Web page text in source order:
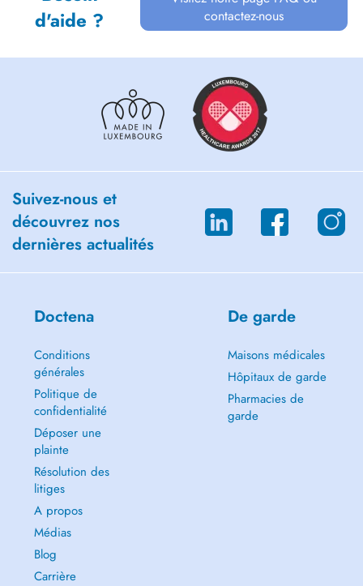
d'aide ?
contactez-nous
Suivez-nous et
découvrez nos
dernières actualités
Doctena
Conditions
générales
Politique de
confidentialité
Déposer une
plainte
Résolution des
litiges
A propos
Médias
Blog
Carrière
De garde
Maisons médicales
Hôpitaux de garde
Pharmacies de
garde